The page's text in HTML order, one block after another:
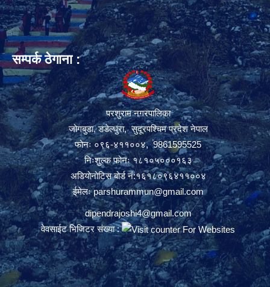
सम्पर्क ठेगाना :
परशुराम नगरपालिका
जोगबुडा, डडेल्धुरा, सुदूरपश्चिम प्रदेश नेपाल
फोनः ०९६-४११००४, 9861595525
निःशुल्क फोनः १८१०५०००१६३
अडियोनोटिस बोर्ड नं:१६१८०९६४११००४
ईमेलःparshurammun@gmail.com
dipendrajoshi4@gmail.com
वेवसाईट भिजिटर संख्या :